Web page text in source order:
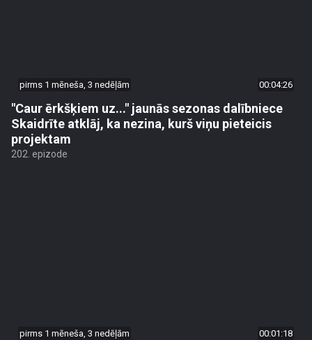
pirms 1 mēneša, 3 nedēļām 00:04:26
"Caur ērkšķiem uz..." jaunās sezonas dalībniece
Skaidrīte atklāj, ka nezina, kurš viņu pieteicis
projektam
202. epizode
pirms 1 mēneša, 3 nedēļām 00:01:18